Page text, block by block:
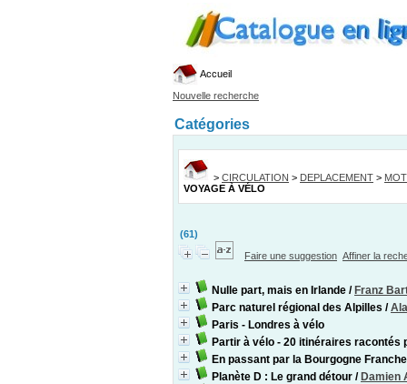
Accueil
Nouvelle recherche
Catégories
> CIRCULATION > DEPLACEMENT >
VOYAGE À VÉLO
(61)
Faire une suggestion Affiner la
Nulle part, mais en Irlande / Franz
Parc naturel régional des Alpilles /
Paris - Londres à vélo
Partir à vélo - 20 itinéraires racontés
En passant par la Bourgogne
Planète D : Le grand détour / Damien